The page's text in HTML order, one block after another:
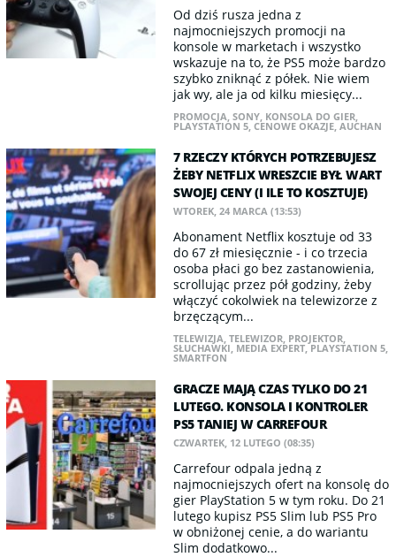
Od dziś rusza jedna z
najmocniejszych promocji na
konsole w marketach i wszystko
wskazuje na to, że PS5 może bardzo
szybko zniknąć z półek. Nie wiem
jak wy, ale ja od kilku miesięcy...
PROMOCJA,SONY, KONSOLA DO GIER,
PLAYSTATION 5,CENOWE OKAZJE,AUCHAN
7 RZECZY KTÓRYCH POTRZEBUJESZ
ŻEBY NETFLIX WRESZCIE BYŁ WART
SWOJEJ CENY (I ILE TO KOSZTUJE)
WTOREK, 24 MARCA (13:53)
Abonament Netflix kosztuje od 33
do 67 zł miesięcznie - i co trzecia
osoba płaci go bez zastanowienia,
scrollując przez pół godziny, żeby
włączyć cokolwiek na telewizorze z
brzęczącym...
TELEWIZJA,TELEWIZOR, PROJEKTOR,
SŁUCHAWKI, MEDIA EXPERT,PLAYSTATION 5,
SMARTFON
GRACZE MAJĄ CZAS TYLKO DO 21
LUTEGO. KONSOLA I KONTROLER
PS5 TANIEJ W CARREFOUR
CZWARTEK, 12 LUTEGO (08:35)
Carrefour odpala jedną z
najmocniejszych ofert na konsolę do
gier PlayStation 5 w tym roku. Do 21
lutego kupisz PS5 Slim lub PS5 Pro
w obniżonej cenie, a do wariantu
Slim dodatkowo...